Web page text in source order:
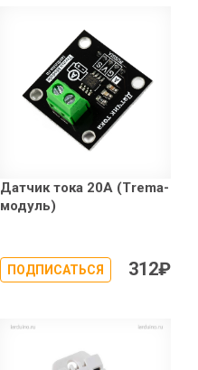
Датчик тока 20А (Trema-
модуль)
ПОДПИСАТЬСЯ 312₽